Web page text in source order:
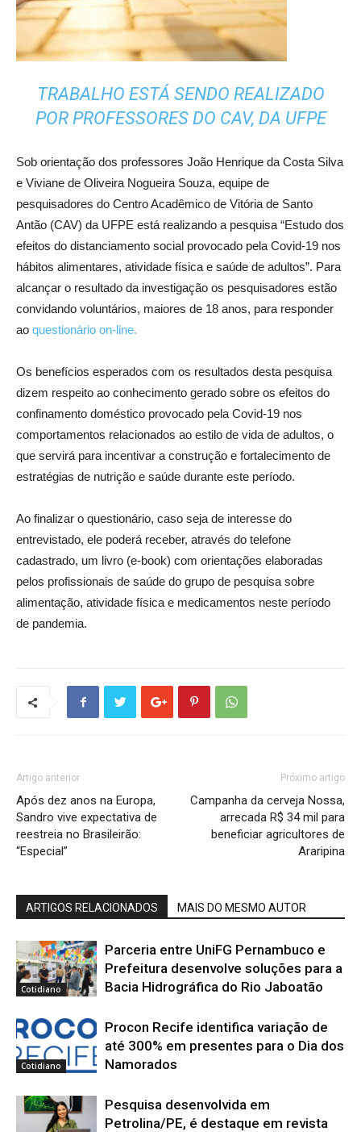
TRABALHO ESTÁ SENDO REALIZADO
POR PROFESSORES DO CAV, DA UFPE
Sob orientação dos professores João Henrique da Costa Silva
e Viviane de Oliveira Nogueira Souza, equipe de
pesquisadores do Centro Acadêmico de Vitória de Santo
Antão (CAV) da UFPE está realizando a pesquisa “Estudo dos
efeitos do distanciamento social provocado pela Covid-19 nos
hábitos alimentares, atividade física e saúde de adultos”. Para
alcançar o resultado da investigação os pesquisadores estão
convidando voluntários, maiores de 18 anos, para responder
ao questionário on-line.
Os benefícios esperados com os resultados desta pesquisa
dizem respeito ao conhecimento gerado sobre os efeitos do
confinamento doméstico provocado pela Covid-19 nos
comportamentos relacionados ao estilo de vida de adultos, o
que servirá para incentivar a construção e fortalecimento de
estratégias de nutrição e saúde durante este período.
Ao finalizar o questionário, caso seja de interesse do
entrevistado, ele poderá receber, através do telefone
cadastrado, um livro (e-book) com orientações elaboradas
pelos profissionais de saúde do grupo de pesquisa sobre
alimentação, atividade física e medicamentos neste período
de pandemia.
Artigo anterior
Após dez anos na Europa,
Sandro vive expectativa de
reestreia no Brasileirão:
“Especial”
Próximo artigo
Campanha da cerveja Nossa,
arrecada R$ 34 mil para
beneficiar agricultores de
Araripina
ARTIGOS RELACIONADOS MAIS DO MESMO AUTOR
Cotidiano
Parceria entre UniFG Pernambuco e
Prefeitura desenvolve soluções para a
Bacia Hidrográfica do Rio Jaboatão
Cotidiano
Procon Recife identifica variação de
até 300% em presentes para o Dia dos
Namorados
Pesquisa desenvolvida em
Petrolina/PE, é destaque em revista